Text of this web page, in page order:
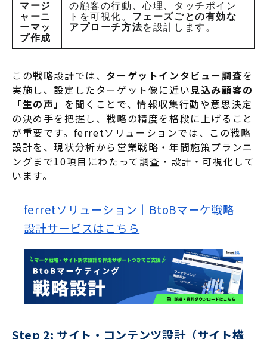
マージ
ャーニ
ーマッ
プ作成
の顧客の行動、心理、タッチポイン
トを可視化。 フェーズごとの有効な
アプローチ方法を設計します 。
この戦略設計では、 ターゲットインタビュー調査を
実施し、設定したターゲット像に近い見込み顧客の
「生の声」 を聞くことで、情報収集行動や意思決定
の決め手を把握し、戦略の精度を格段に上げること
が重要です。ferretソリューションでは、この戦略
設計を、現状分析から営業戦略・年間施策プランニ
ングまで10項目にわたって調査・設計・可視化して
います。
ferretソリューション｜BtoBマーケ戦略
設計サービスはこちら
Step 2: サイト・コンテンツ設計（サイト構